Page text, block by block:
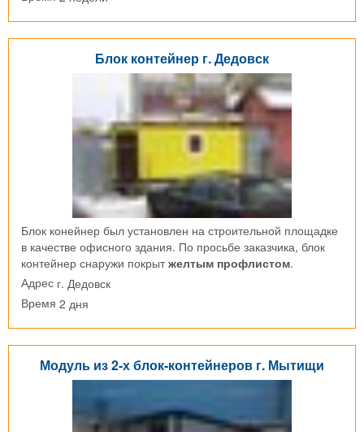
Блок контейнер г. Дедовск
Блок конейнер был установлен на строительной площадке
в качестве офисного здания. По просьбе заказчика, блок
контейнер снаружи покрытжелтым профлистом.
Адрес г. Дедовск
Время 2 дня
Модуль из 2-х блок-контейнеров г. Мытищи